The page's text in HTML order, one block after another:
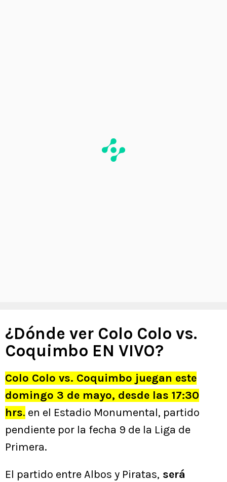
¿Dónde ver Colo Colo vs.
Coquimbo EN VIVO?
Colo Colo vs. Coquimbo juegan este
domingo 3 de mayo, desde las 17:30
hrs. en el Estadio Monumental, partido
pendiente por la fecha 9 de la Liga de
Primera.
El partido entre Albos y Piratas, será